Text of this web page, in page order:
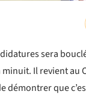
sera
minuit. Il revient au
démontrer que